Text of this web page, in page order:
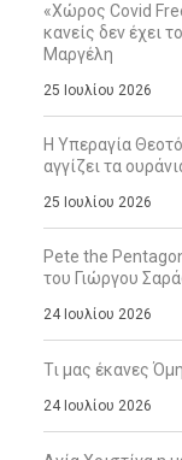
«Χώρος Covid
κανείς δεν έχει
Μαργέλη
25 Ιουλίου 2026
Η Υπεραγία
αγγίζει τα
25 Ιουλίου 2026
Pete the
του Γιώργου
24 Ιουλίου 2026
Τι μας έκανες
24 Ιουλίου 2026